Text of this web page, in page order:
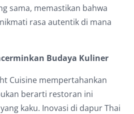
sama, memastikan bahwa
rasa autentik di mana
Budaya Kuliner
Cuisine mempertahankan
berarti restoran ini
kaku. Inovasi di dapur Thai